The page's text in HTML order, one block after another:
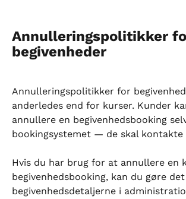
Annulleringspolitikker
begivenheder
Annulleringspolitikker for
anderledes end for kurser. Kunder
annullere en begivenhedsbooking
bookingsystemet — de skal kontakte
Hvis du har brug for at annullere en
begivenhedsbooking, kan du gøre
begivenhedsdetaljerne i